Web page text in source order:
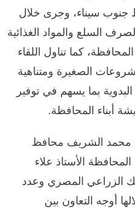
جنوب سيناء، وجرى خلال
السلع والمواد الغذائية
كما تناول اللقاء
الصغيرة ومتناهية
بما يسهم في توفير
أبناء المحافظة.
محمد الشريف محافظ
الأستاذ علاء
الزراعي المصري وعدد
أوجه التعاون بين